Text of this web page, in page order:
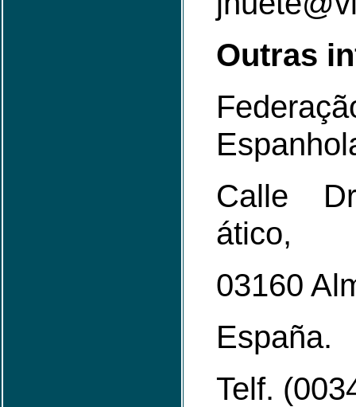
Outras
Calle
ático,
03160
España.
Telf.